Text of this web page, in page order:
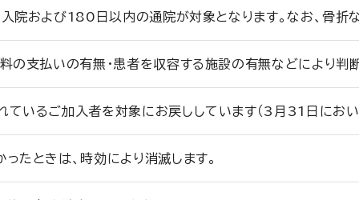
および180日以内の通院が対象となります。なお、骨折
の支払いの有無・患者を収容する施設の有無などにより判
いるご加入者を対象にお戻ししています（3月31日におい
たときは、時効により消滅します。